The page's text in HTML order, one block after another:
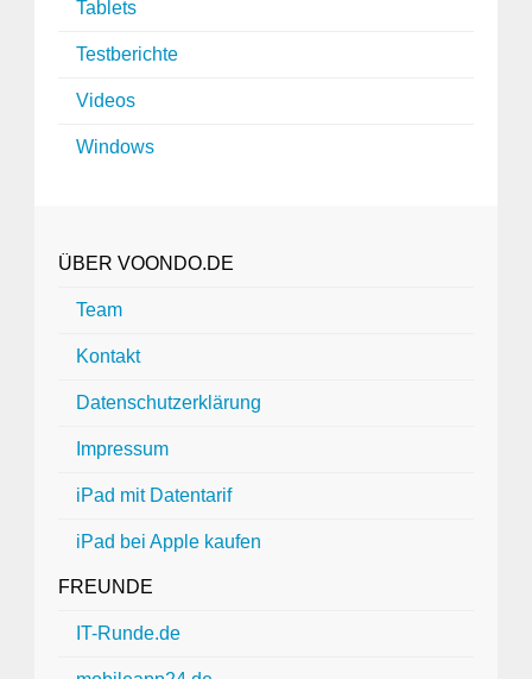
Tablets
Testberichte
Videos
Windows
ÜBER VOONDO.DE
Team
Kontakt
Datenschutzerklärung
Impressum
iPad mit Datentarif
iPad bei Apple kaufen
FREUNDE
IT-Runde.de